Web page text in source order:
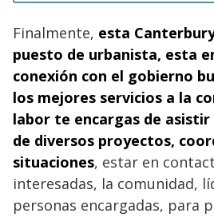
Finalmente, esta
puesto de urbanista, esta
conexión con el gobierno
los mejores servicios a la
labor te encargas de asistir
de diversos proyectos,
situaciones, estar en
interesadas, la comunidad,
personas encargadas, para